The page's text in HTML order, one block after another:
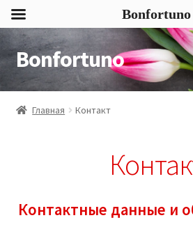
Перейти
к
навигации
Перейти
к
содержимому
Bonfortuno
Главная Контакт
Контактные данные и
Bonfortuno